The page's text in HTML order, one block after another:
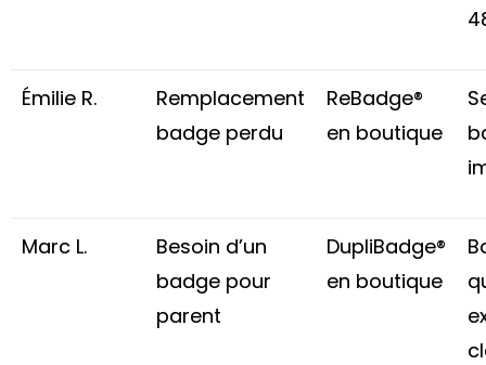
Émilie R.
Remplacement
badge perdu
ReBadge®
en boutique
Marc L.
Besoin d’un
badge pour
parent
DupliBadge®
en boutique